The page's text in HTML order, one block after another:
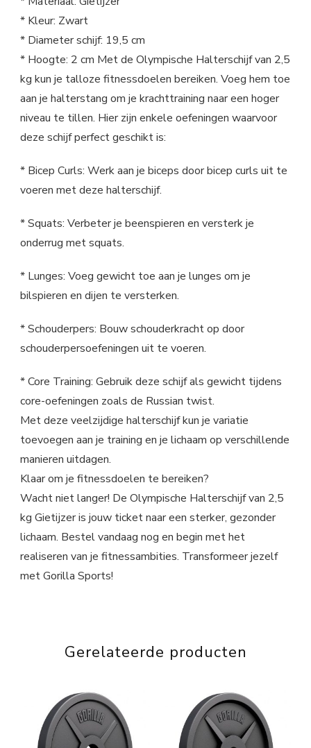
* Kleur: Zwart
* Diameter schijf: 19,5 cm
* Hoogte: 2 cm Met de Olympische Halterschijf van 2,5
kg kun je talloze fitnessdoelen bereiken. Voeg hem toe
aan je halterstang om je krachttraining naar een hoger
niveau te tillen. Hier zijn enkele oefeningen waarvoor
deze schijf perfect geschikt is:
* Bicep Curls: Werk aan je biceps door bicep curls uit te
voeren met deze halterschijf.
* Squats: Verbeter je beenspieren en versterk je
onderrug met squats.
* Lunges: Voeg gewicht toe aan je lunges om je
bilspieren en dijen te versterken.
* Schouderpers: Bouw schouderkracht op door
schouderpersoefeningen uit te voeren.
* Core Training: Gebruik deze schijf als gewicht tijdens
core-oefeningen zoals de Russian twist.
Met deze veelzijdige halterschijf kun je variatie
toevoegen aan je training en je lichaam op verschillende
manieren uitdagen.
Klaar om je fitnessdoelen te bereiken?
Wacht niet langer! De Olympische Halterschijf van 2,5
kg Gietijzer is jouw ticket naar een sterker, gezonder
lichaam. Bestel vandaag nog en begin met het
realiseren van je fitnessambities. Transformeer jezelf
met Gorilla Sports!
Gerelateerde producten